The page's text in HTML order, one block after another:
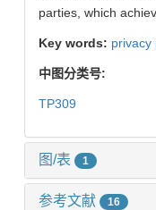
parties, which
Key words: privacy
中图分类号:
TP309
图/表 1
参考文献 16